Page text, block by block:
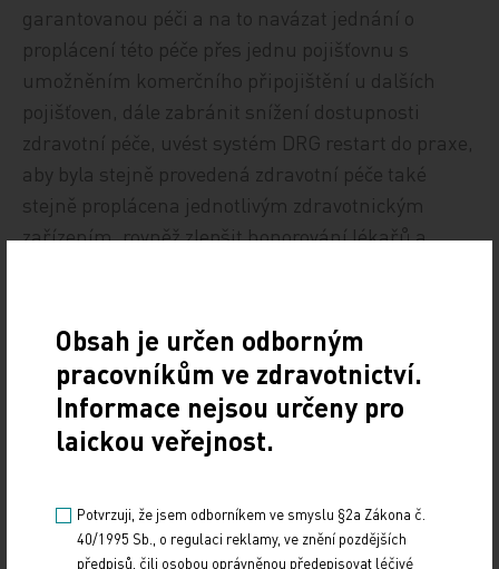
garantovanou péči a na to navázat jednání o
proplácení této péče přes jednu pojišťovnu s
umožněním komerčního připojištění u dalších
pojišťoven, dále zabránit snížení dostupnosti
zdravotní péče, uvést systém DRG restart do praxe,
aby byla stejně provedená zdravotní péče také
stejně proplácena jednotlivým zdravotnickým
zařízením, rovněž zlepšit honorování lékařů a
nákupy pro skupiny nemocnic.
MUDr. Věra Procházková (ANO),
Obsah je určen odborným
pracovníkům ve zdravotnictví.
Informace nejsou určeny pro
laickou veřejnost.
Potvrzuji, že jsem odborníkem ve smyslu §2a Zákona č.
40/1995 Sb., o regulaci reklamy, ve znění pozdějších
předpisů, čili osobou oprávněnou předepisovat léčivé